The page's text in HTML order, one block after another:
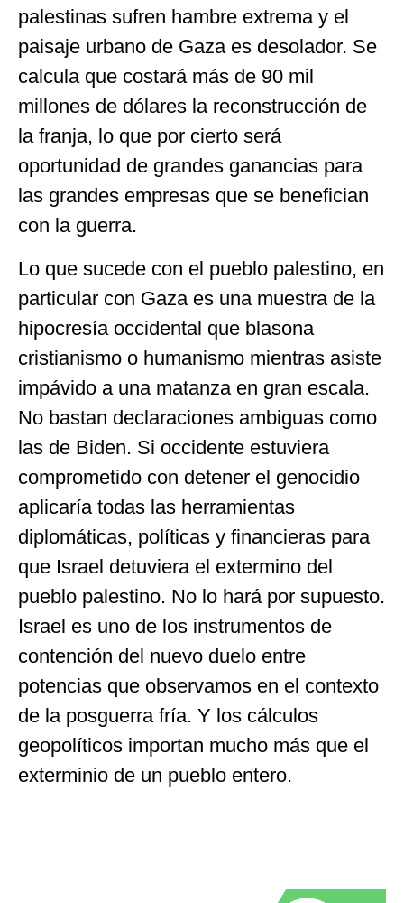
palestinas sufren hambre extrema y el
paisaje urbano de Gaza es desolador. Se
calcula que costará más de 90 mil
millones de dólares la reconstrucción de
la franja, lo que por cierto será
oportunidad de grandes ganancias para
las grandes empresas que se benefician
con la guerra.
Lo que sucede con el pueblo palestino, en
particular con Gaza es una muestra de la
hipocresía occidental que blasona
cristianismo o humanismo mientras asiste
impávido a una matanza en gran escala.
No bastan declaraciones ambiguas como
las de Biden. Si occidente estuviera
comprometido con detener el genocidio
aplicaría todas las herramientas
diplomáticas, políticas y financieras para
que Israel detuviera el extermino del
pueblo palestino. No lo hará por supuesto.
Israel es uno de los instrumentos de
contención del nuevo duelo entre
potencias que observamos en el contexto
de la posguerra fría. Y los cálculos
geopolíticos importan mucho más que el
exterminio de un pueblo entero.